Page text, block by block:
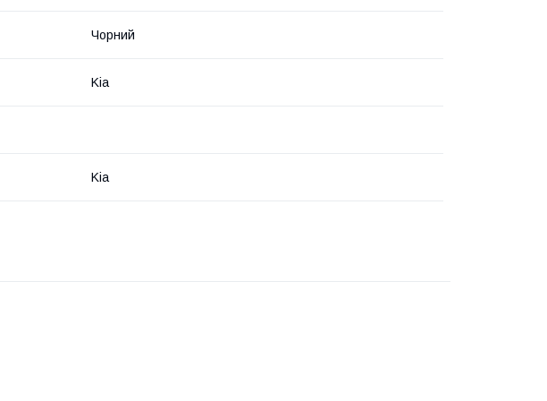
Чорний
Kia
Kia